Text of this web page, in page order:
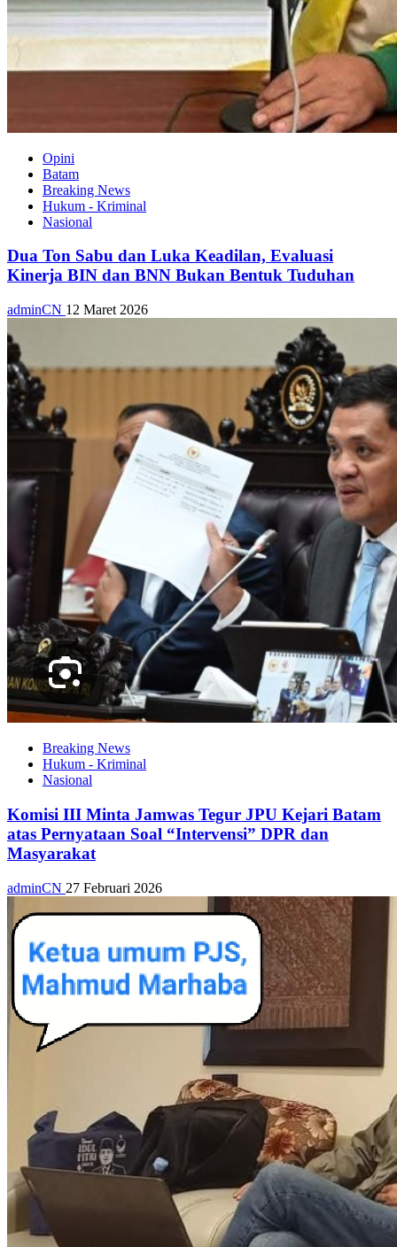
Opini
Batam
Breaking News
Hukum - Kriminal
Nasional
Dua Ton Sabu dan Luka Keadilan, Evaluasi
Kinerja BIN dan BNN Bukan Bentuk Tuduhan
adminCN 12 Maret 2026
Breaking News
Hukum - Kriminal
Nasional
Komisi III Minta Jamwas Tegur JPU Kejari Batam
atas Pernyataan Soal “Intervensi” DPR dan
Masyarakat
adminCN 27 Februari 2026